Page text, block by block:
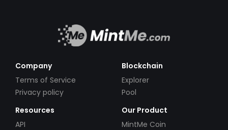
Company
Terms of Service
Privacy policy
Blockchain
Explorer
Pool
Resources
API
Our Product
MintMe Coin